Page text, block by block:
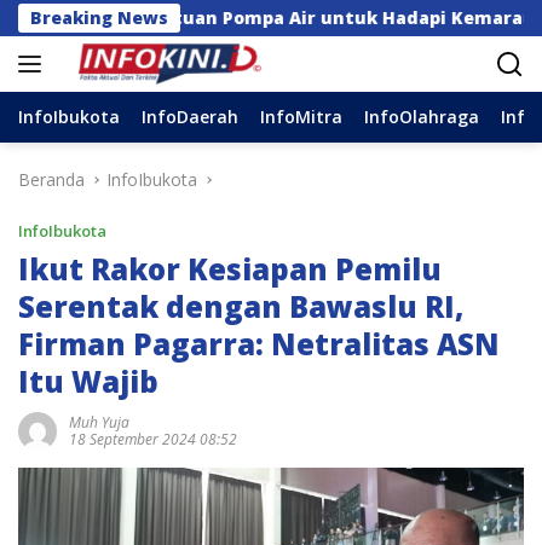
Langsung
ke
konten
Breaking News
Bantuan Pompa Air untuk Hadapi Kemarau di Sulsel
InfoIbukota InfoDaerah InfoMitra InfoOlahraga
Beranda InfoIbukota
InfoIbukota
Ikut Rakor Kesiapan Pemilu
Serentak dengan Bawaslu RI,
Firman Pagarra: Netralitas ASN
Itu Wajib
Muh Yuja
18 September 2024 08:52